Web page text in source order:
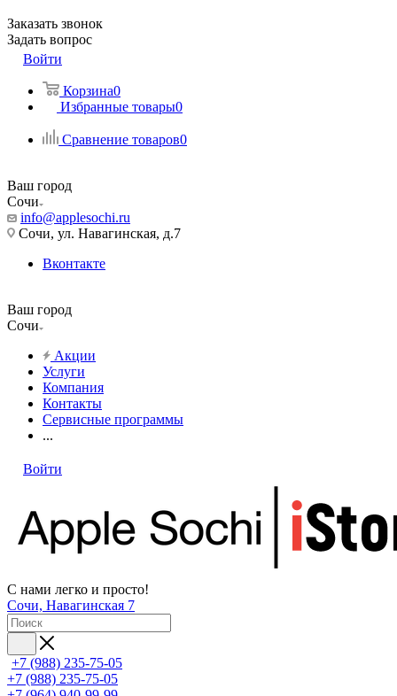
Заказать звонок
Задать вопрос
Войти
Корзина0
Избранные товары0
Сравнение товаров0
Ваш город
Сочи
info@applesochi.ru
Сочи, ул. Навагинская, д.7
Вконтакте
Ваш город
Сочи
Акции
Услуги
Компания
Контакты
Сервисные программы
...
Войти
С нами легко и просто!
Сочи, Навагинская 7
+7 (988) 235-75-05
+7 (988) 235-75-05